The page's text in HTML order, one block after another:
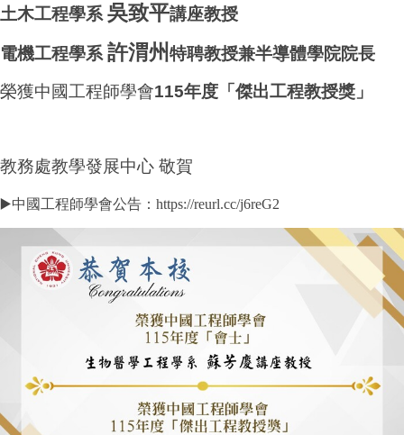
土木工程學系吳致平講座教授
電機工程學系許渭州特聘教授兼半導體學院院長
榮獲中國工程師學會115年度「傑出工程教授獎」
教務處教學發展中⼼ 敬賀
▶️中國工程師學會公告： https://reurl.cc/j6reG2